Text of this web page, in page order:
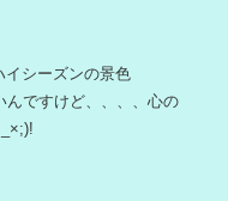
イシーズンの景色
んですけど、、、、心の